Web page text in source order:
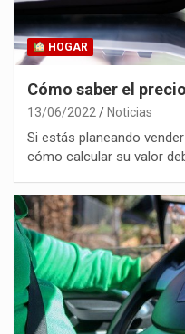
HOGAR
Cómo saber el
13/06/2022 Noticias
Si estás planeando
cómo calcular su valor